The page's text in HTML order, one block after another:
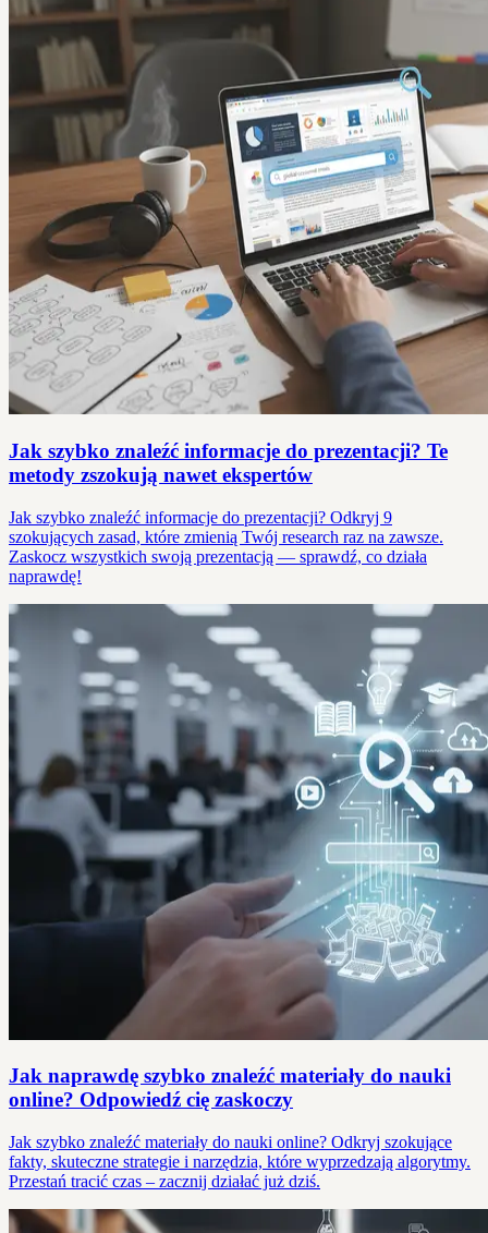
Jak szybko znaleźć informacje do prezentacji? Te
metody zszokują nawet ekspertów
Jak szybko znaleźć informacje do prezentacji? Odkryj 9
szokujących zasad, które zmienią Twój research raz na zawsze.
Zaskocz wszystkich swoją prezentacją — sprawdź, co działa
naprawdę!
Jak naprawdę szybko znaleźć materiały do nauki
online? Odpowiedź cię zaskoczy
Jak szybko znaleźć materiały do nauki online? Odkryj szokujące
fakty, skuteczne strategie i narzędzia, które wyprzedzają algorytmy.
Przestań tracić czas – zacznij działać już dziś.